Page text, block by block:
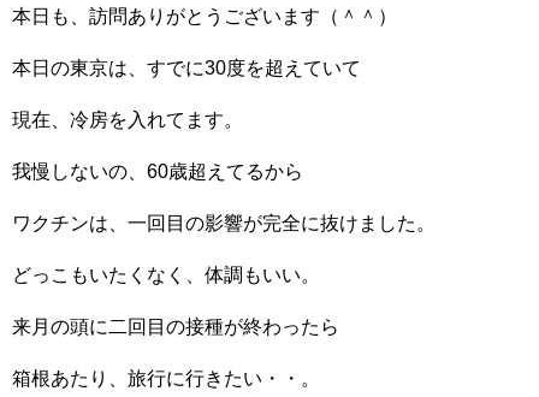
本日も、訪問ありがとうございます（＾＾）
本日の東京は、すでに30度を超えていて
現在、冷房を入れてます。
我慢しないの、60歳超えてるから
ワクチンは、一回目の影響が完全に抜けました。
どっこもいたくなく、体調もいい。
来月の頭に二回目の接種が終わったら
箱根あたり、旅行に行きたい・・。